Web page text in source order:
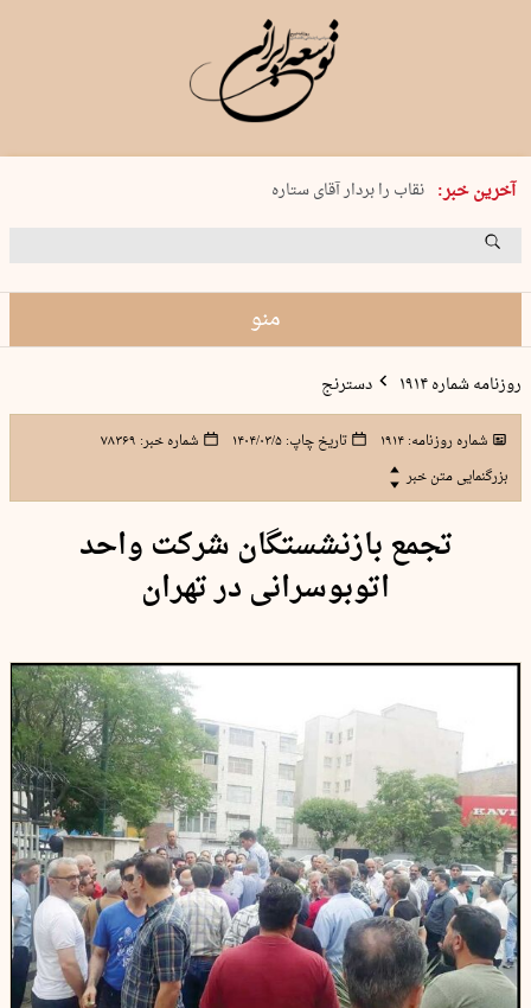
آخرین خبر:
پنجشنبه 15 مرداد 1405 شماره 2243
نقاب را بردار آقای ستاره
کدام فوتبال؟
منو
روزنامه شماره ۱۹۱۴ دسترنج
شماره روزنامه:۱۹۱۴ تاریخ چاپ:۱۴۰۴/۰۳/۵ شماره خبر: ۷۸۳۶۹
بزرگنمایی متن خبر
تجمع بازنشستگان شرکت واحد
اتوبوسرانی در تهران